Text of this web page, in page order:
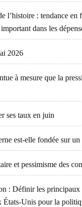
l’histoire : tendance en
dans les
2026
à mesure que la
ses taux en juin
est-elle fondée sur un
et pessimisme des
: Définir les principaux
États-Unis pour la